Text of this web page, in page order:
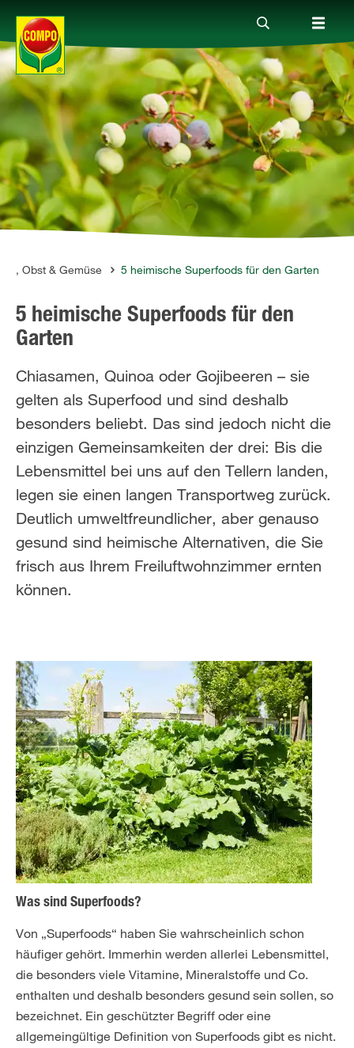
Produkte
Ratgeber
Themenwelten
Service
Unternehmen
Obst & Gemüse 5 heimische Superfoods für den Garten
5 heimische Superfoods für den
Garten
Chiasamen, Quinoa oder Gojibeeren – sie
gelten als Superfood und sind deshalb
besonders beliebt. Das sind jedoch nicht die
einzigen Gemeinsamkeiten der drei: Bis die
Lebensmittel bei uns auf den Tellern landen,
legen sie einen langen Transportweg zurück.
Deutlich umweltfreundlicher, aber genauso
gesund sind heimische Alternativen, die Sie
frisch aus Ihrem Freiluftwohnzimmer ernten
können.
Was sind Superfoods?
Von „Superfoods“ haben Sie wahrscheinlich schon
häufiger gehört. Immerhin werden allerlei Lebensmittel,
die besonders viele Vitamine, Mineralstoffe und Co.
enthalten und deshalb besonders gesund sein sollen, so
bezeichnet. Ein geschützter Begriff oder eine
allgemeingültige Definition von Superfoods gibt es nicht.